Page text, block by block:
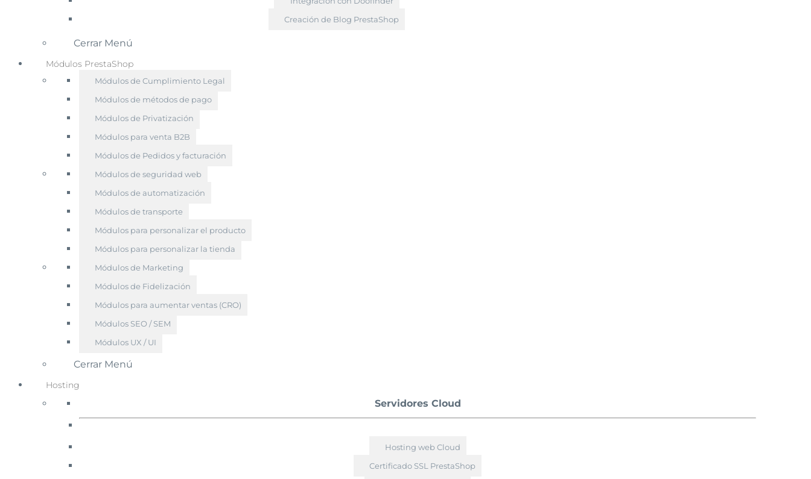
Creación de Blog PrestaShop
Cerrar Menú
Módulos PrestaShop
Módulos de Cumplimiento Legal
Módulos de métodos de pago
Módulos de Privatización
Módulos para venta B2B
Módulos de Pedidos y facturación
Módulos de seguridad web
Módulos de automatización
Módulos de transporte
Módulos para personalizar el producto
Módulos para personalizar la tienda
Módulos de Marketing
Módulos de Fidelización
Módulos para aumentar ventas (CRO)
Módulos SEO / SEM
Módulos UX / UI
Cerrar Menú
Hosting
Servidores Cloud
Hosting web Cloud
Certificado SSL PrestaShop